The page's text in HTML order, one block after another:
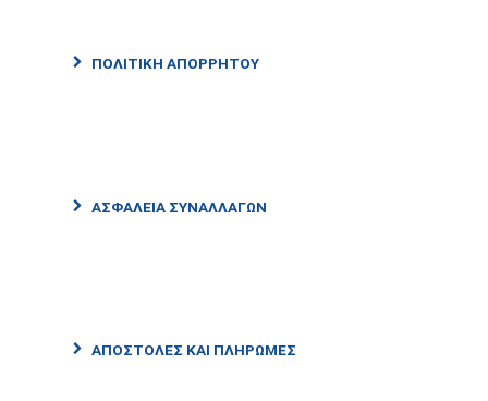
ΠΟΛΙΤΙΚΉ ΑΠΟΡΡΉΤΟΥ
ΑΣΦΆΛΕΙΑ ΣΥΝΑΛΛΑΓΏΝ
ΑΠΟΣΤΟΛΈΣ ΚΑΙ ΠΛΗΡΩΜΈΣ